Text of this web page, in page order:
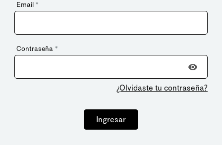
Email *
Contraseña *
¿Olvidaste tu contraseña?
Ingresar